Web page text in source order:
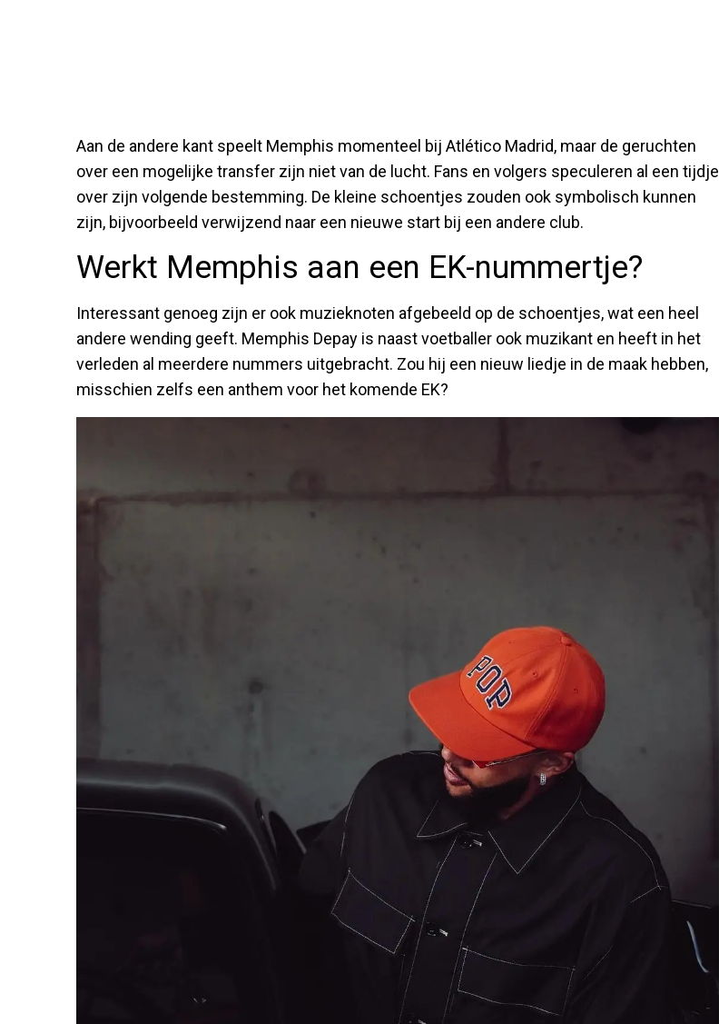
Aan de andere kant speelt Memphis momenteel bij Atlético Madrid, maar de geruchten
over een mogelijke transfer zijn niet van de lucht. Fans en volgers speculeren al een tijdje
over zijn volgende bestemming. De kleine schoentjes zouden ook symbolisch kunnen
zijn, bijvoorbeeld verwijzend naar een nieuwe start bij een andere club.
Werkt Memphis aan een EK-nummertje?
Interessant genoeg zijn er ook muzieknoten afgebeeld op de schoentjes, wat een heel
andere wending geeft. Memphis Depay is naast voetballer ook muzikant en heeft in het
verleden al meerdere nummers uitgebracht. Zou hij een nieuw liedje in de maak hebben,
misschien zelfs een anthem voor het komende EK?